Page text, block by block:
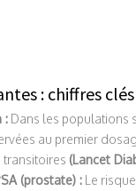
: chiffres
: Dans les populations
au premier
(Lancet
(prostate) : Le